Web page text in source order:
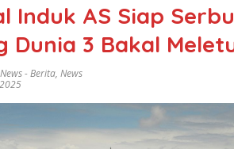
Induk AS Siap
Dunia 3 Bakal
-Berita, News